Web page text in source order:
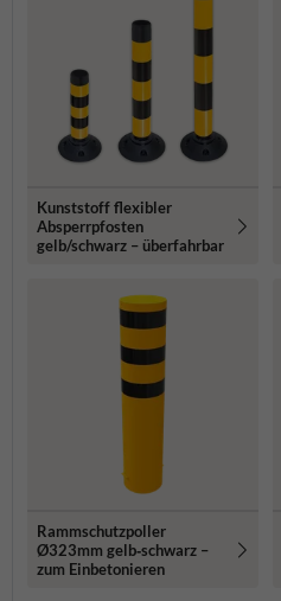
Kunststoff flexibler
Absperrpfosten
gelb/schwarz – überfahrbar
Rammschutzpoller
Ø323mm gelb‑schwarz –
zum Einbetonieren